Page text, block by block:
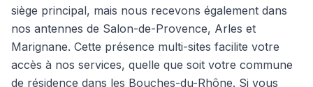
siège principal, mais nous recevons également dans
nos antennes de Salon-de-Provence, Arles et
Marignane. Cette présence multi-sites facilite votre
accès à nos services, quelle que soit votre commune
de résidence dans les Bouches-du-Rhône. Si vous